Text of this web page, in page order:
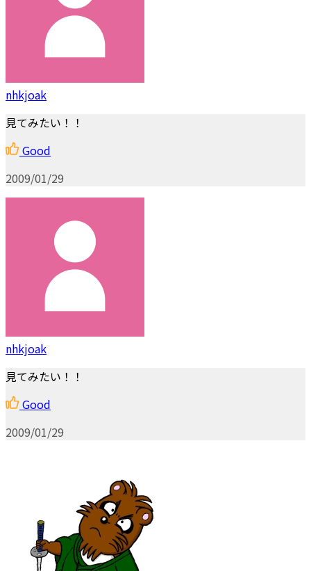
nhkjoak
見てみたい！！
Good
2009/01/29
nhkjoak
見てみたい！！
Good
2009/01/29